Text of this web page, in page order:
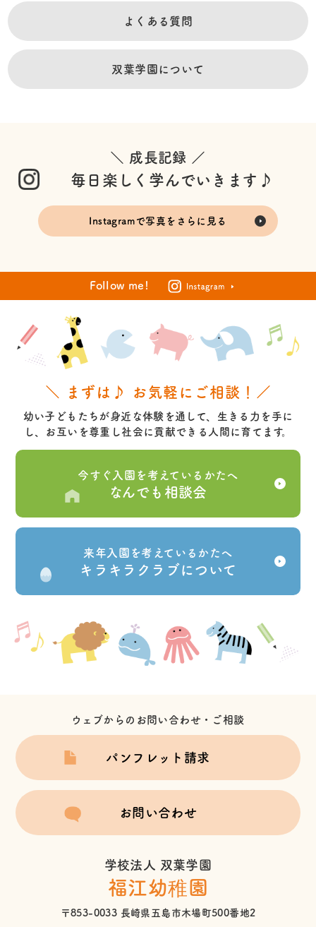
よくある質問
双葉学園について
＼ 成長記録 ／
毎日楽しく学んでいきます♪
Instagramで写真をさらに見る
Follow me!
＼ まずは♪ お気軽にご相談！／
幼い子どもたちが身近な体験を通して、生きる力を手に
し、お互いを尊重し社会に貢献できる人間に育てます。
今すぐ入園を考えているかたへ
なんでも相談会
来年入園を考えているかたへ
キラキラクラブについて
ウェブからのお問い合わせ・ご相談
パンフレット請求
お問い合わせ
学校法人 双葉学園
福江幼稚園
〒853-0033 長崎県五島市木場町500番地2